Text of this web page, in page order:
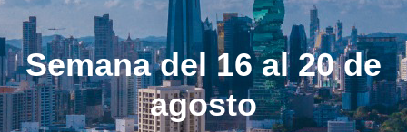
Semana del 16 al 20 de
agosto